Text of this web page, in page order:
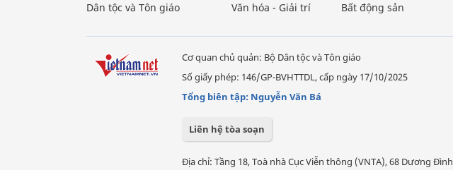
Dân tộc và Tôn giáo Văn hóa - Giải trí Bất động sản
Cơ quan chủ quản: Bộ Dân tộc và Tôn giáo
Số giấy phép: 146/GP-BVHTTDL, cấp ngày 17/10/2025
Tổng biên tập: Nguyễn Văn Bá
Liên hệ tòa soạn
Địa chỉ: Tầng 18, Toà nhà Cục Viễn thông (VNTA), 68 Dương Đình